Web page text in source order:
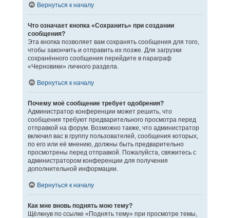
Вернуться к началу
Что означает кнопка «Сохранить» при создании
сообщения?
Эта кнопка позволяет вам сохранять сообщения для того,
чтобы закончить и отправить их позже. Для загрузки
сохранённого сообщения перейдите в параграф
«Черновики» личного раздела.
Вернуться к началу
Почему моё сообщение требует одобрения?
Администратор конференции может решить, что
сообщения требуют предварительного просмотра перед
отправкой на форум. Возможно также, что администратор
включил вас в группу пользователей, сообщения которых,
по его или её мнению, должны быть предварительно
просмотрены перед отправкой. Пожалуйста, свяжитесь с
администратором конференции для получения
дополнительной информации.
Вернуться к началу
Как мне вновь поднять мою тему?
Щёлкнув по ссылке «Поднять тему» при просмотре темы,